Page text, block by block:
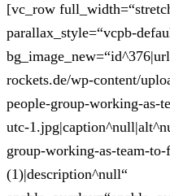
[vc_row
parallax_style=“vcpb-
rockets.de/wp-content/
people-group-working-as-
utc-
group-working-as-team-
(1)|description^null“